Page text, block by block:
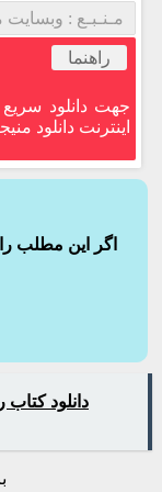
مـنـبـع :
راهنما
جهت دانلود سریع
اینترنت دانلود
اگر این مطلب
دانلود